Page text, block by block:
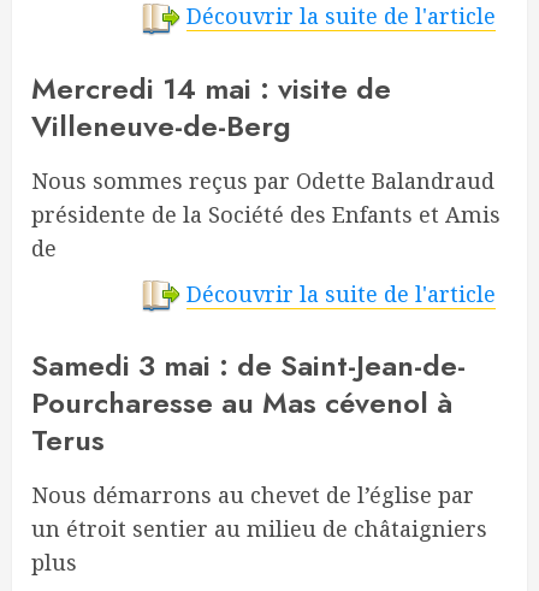
Découvrir la suite de l'article
Mercredi 14 mai : visite de
Villeneuve-de-Berg
Nous sommes reçus par Odette Balandraud
présidente de la Société des Enfants et Amis
de
Découvrir la suite de l'article
Samedi 3 mai : de Saint-Jean-de-
Pourcharesse au Mas cévenol à
Terus
Nous démarrons au chevet de l’église par
un étroit sentier au milieu de châtaigniers
plus